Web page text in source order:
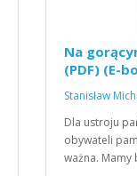
Na
(PDF) (E-
Stanisław
Dla ustroju
obywateli
ważna.